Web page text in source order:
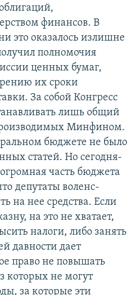
финансов. В
это оказалось излишне
полномочия
ценных бумаг,
их сроки
За собой Конгресс
лишь общий
Минфином.
бюджете не было
статей. Но сегодня-
часть бюджета
депутаты воленс-
на нее средства. Если
на это не хватает,
налоги, либо занять
давности дает
право не повышать
которых не могут
за которые эти